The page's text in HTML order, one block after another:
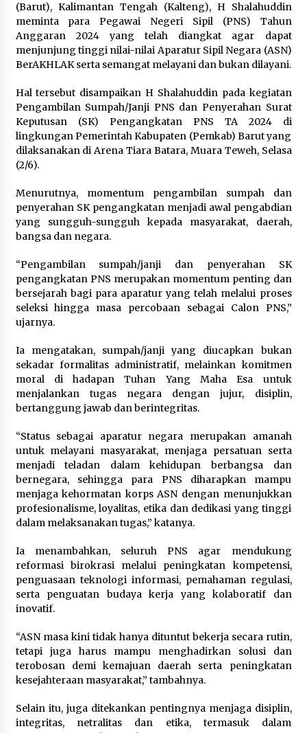
(Barut), Kalimantan Tengah (Kalteng), H Shalahuddin
meminta para Pegawai Negeri Sipil (PNS) Tahun
Anggaran 2024 yang telah diangkat agar dapat
menjunjung tinggi nilai-nilai Aparatur Sipil Negara (ASN)
BerAKHLAK serta semangat melayani dan bukan dilayani.
Hal tersebut disampaikan H Shalahuddin pada kegiatan
Pengambilan Sumpah/Janji PNS dan Penyerahan Surat
Keputusan (SK) Pengangkatan PNS TA 2024 di
lingkungan Pemerintah Kabupaten (Pemkab) Barut yang
dilaksanakan di Arena Tiara Batara, Muara Teweh, Selasa
(2/6).
Menurutnya, momentum pengambilan sumpah dan
penyerahan SK pengangkatan menjadi awal pengabdian
yang sungguh-sungguh kepada masyarakat, daerah,
bangsa dan negara.
“Pengambilan sumpah/janji dan penyerahan SK
pengangkatan PNS merupakan momentum penting dan
bersejarah bagi para aparatur yang telah melalui proses
seleksi hingga masa percobaan sebagai Calon PNS,”
ujarnya.
Ia mengatakan, sumpah/janji yang diucapkan bukan
sekadar formalitas administratif, melainkan komitmen
moral di hadapan Tuhan Yang Maha Esa untuk
menjalankan tugas negara dengan jujur, disiplin,
bertanggung jawab dan berintegritas.
“Status sebagai aparatur negara merupakan amanah
untuk melayani masyarakat, menjaga persatuan serta
menjadi teladan dalam kehidupan berbangsa dan
bernegara, sehingga para PNS diharapkan mampu
menjaga kehormatan korps ASN dengan menunjukkan
profesionalisme, loyalitas, etika dan dedikasi yang tinggi
dalam melaksanakan tugas,” katanya.
Ia menambahkan, seluruh PNS agar mendukung
reformasi birokrasi melalui peningkatan kompetensi,
penguasaan teknologi informasi, pemahaman regulasi,
serta penguatan budaya kerja yang kolaboratif dan
inovatif.
“ASN masa kini tidak hanya dituntut bekerja secara rutin,
tetapi juga harus mampu menghadirkan solusi dan
terobosan demi kemajuan daerah serta peningkatan
kesejahteraan masyarakat,” tambahnya.
Selain itu, juga ditekankan pentingnya menjaga disiplin,
integritas, netralitas dan etika, termasuk dalam